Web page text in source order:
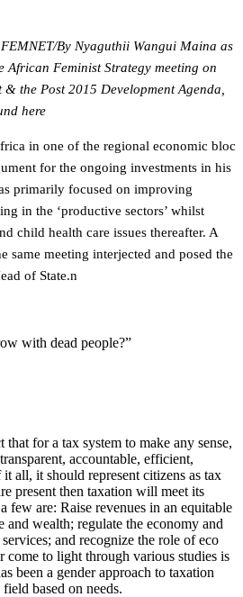
By Nyaguthii Wangui Maina as
African Feminist Strategy meeting on
the Post 2015 Development Agenda,
here
in one of the regional economic bloc
for the ongoing investments in his
primarily focused on improving
in the ‘productive sectors’ whilst
child health care issues thereafter. A
same meeting interjected and posed the
of State.n
with dead people?”
for a tax system to make any sense,
accountable, efficient,
all, it should represent citizens as tax
present then taxation will meet its
few are: Raise revenues in an equitable
and wealth; regulate the economy and
and recognize the role of eco
come to light through various studies is
been a gender approach to taxation
based on needs.